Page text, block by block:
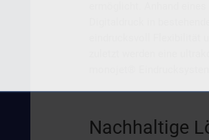
ermöglicht. Anhand
Digitaldruck in
eindrucksvoll Flexibilität
zuletzt werden eine
Nachhaltige